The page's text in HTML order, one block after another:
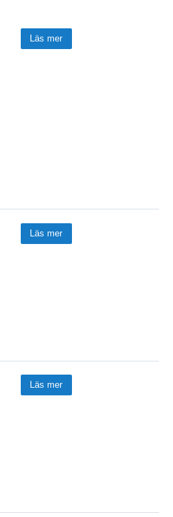
Läs mer
Läs mer
Läs mer